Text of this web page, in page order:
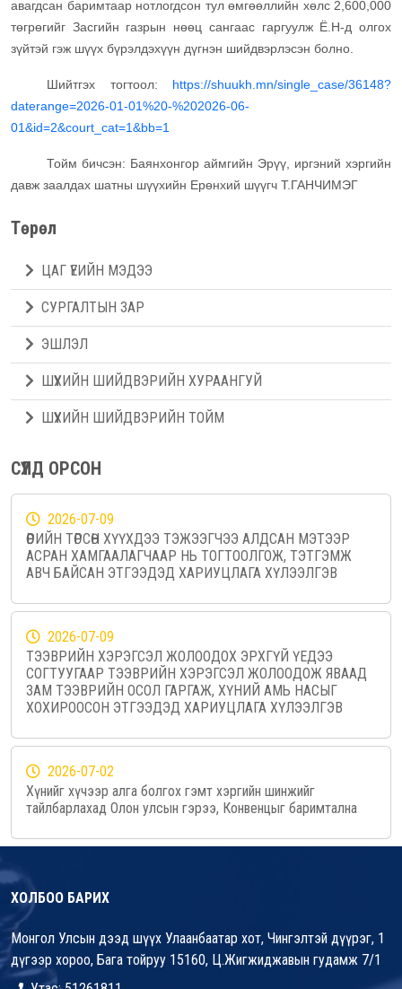
авагдсан баримтаар нотлогдсон тул өмгөөллийн хөлс 2,600,000
төгрөгийг Засгийн газрын нөөц сангаас гаргуулж Ё.Н-д олгох
зүйтэй гэж шүүх бүрэлдэхүүн дүгнэн шийдвэрлэсэн болно.
Шийтгэх тогтоол: https://shuukh.mn/single_case/36148?
daterange=2026-01-01%20-%202026-06-
01&id=2&court_cat=1&bb=1
Тойм бичсэн: Баянхонгор аймгийн Эрүү, иргэний хэргийн
давж заалдах шатны шүүхийн Ерөнхий шүүгч Т.ГАНЧИМЭГ
Төрөл
ЦАГ ҮЕИЙН МЭДЭЭ
СУРГАЛТЫН ЗАР
ЭШЛЭЛ
ШҮҮХИЙН ШИЙДВЭРИЙН ХУРААНГУЙ
ШҮҮХИЙН ШИЙДВЭРИЙН ТОЙМ
СҮҮЛД ОРСОН
2026-07-09
ӨӨРИЙН ТӨРСӨН ХҮҮХДЭЭ ТЭЖЭЭГЧЭЭ АЛДСАН МЭТЭЭР
АСРАН ХАМГААЛАГЧААР НЬ ТОГТООЛГОЖ, ТЭТГЭМЖ
АВЧ БАЙСАН ЭТГЭЭДЭД ХАРИУЦЛАГА ХҮЛЭЭЛГЭВ
2026-07-09
ТЭЭВРИЙН ХЭРЭГСЭЛ ЖОЛООДОХ ЭРХГҮЙ ҮЕДЭЭ
СОГТУУГААР ТЭЭВРИЙН ХЭРЭГСЭЛ ЖОЛООДОЖ ЯВААД
ЗАМ ТЭЭВРИЙН ОСОЛ ГАРГАЖ, ХҮНИЙ АМЬ НАСЫГ
ХОХИРООСОН ЭТГЭЭДЭД ХАРИУЦЛАГА ХҮЛЭЭЛГЭВ
2026-07-02
Хүнийг хүчээр алга болгох гэмт хэргийн шинжийг
тайлбарлахад Олон улсын гэрээ, Конвенцыг баримтална
ХОЛБОО БАРИХ
Монгол Улсын дээд шүүх Улаанбаатар хот, Чингэлтэй дүүрэг, 1
дүгээр хороо, Бага тойруу 15160, Ц.Жигжиджавын гудамж 7/1